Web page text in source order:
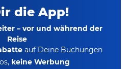
die App!
– vor und während der
Reise
auf Deine Buchungen
keine Werbung